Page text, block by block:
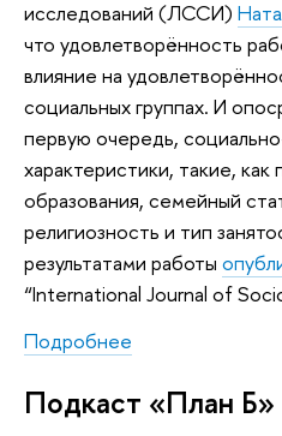
исследований (ЛССИ)
что удовлетворённость
влияние на
социальных группах. И
первую очередь,
характеристики, такие, как
образования, семейный
религиозность и тип
результатами работы
“International Journal of
Подробнее
Подкаст «План